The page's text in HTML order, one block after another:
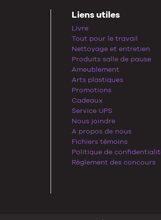
Liens utiles
Livre
Tout pour le travail
Nettoyage et entretien
Produits salle de pause
Ameublement
Arts plastiques
Promotions
Cadeaux
Service UPS
Nous joindre
A propos de nous
Fichiers témoins
Politique de
Règlement des concours